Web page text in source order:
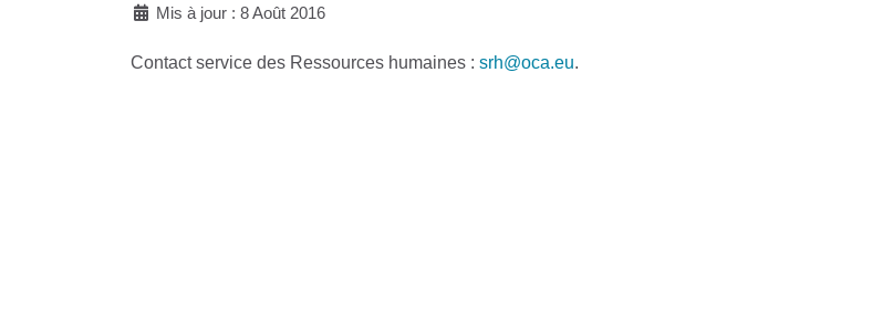
Mis à jour : 8 Août 2016
Contact service des Ressources humaines : srh@oca.eu.